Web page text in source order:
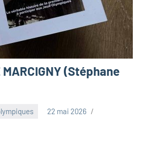
MARCIGNY (Stéphane
22 mai 2026